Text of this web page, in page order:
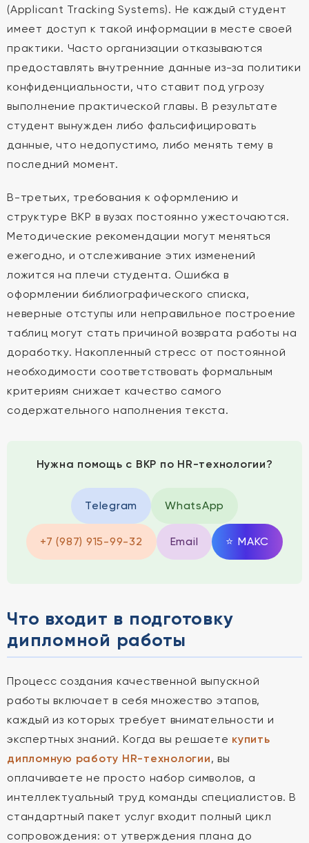
(Applicant Tracking Systems). Не каждый студент
имеет доступ к такой информации в месте своей
практики. Часто организации отказываются
предоставлять внутренние данные из-за политики
конфиденциальности, что ставит под угрозу
выполнение практической главы. В результате
студент вынужден либо фальсифицировать
данные, что недопустимо, либо менять тему в
последний момент.
В-третьих, требования к оформлению и
структуре ВКР в вузах постоянно ужесточаются.
Методические рекомендации могут меняться
ежегодно, и отслеживание этих изменений
ложится на плечи студента. Ошибка в
оформлении библиографического списка,
неверные отступы или неправильное построение
таблиц могут стать причиной возврата работы на
доработку. Накопленный стресс от постоянной
необходимости соответствовать формальным
критериям снижает качество самого
содержательного наполнения текста.
Нужна помощь с ВКР по HR-технологии?
Telegram WhatsApp
+7 (987) 915-99-32 Email ⭐ MAКС
Что входит в подготовку
дипломной работы
Процесс создания качественной выпускной
работы включает в себя множество этапов,
каждый из которых требует внимательности и
экспертных знаний. Когда вы решаете купить
дипломную работу HR-технологии, вы
оплачиваете не просто набор символов, а
интеллектуальный труд команды специалистов. В
стандартный пакет услуг входит полный цикл
сопровождения: от утверждения плана до